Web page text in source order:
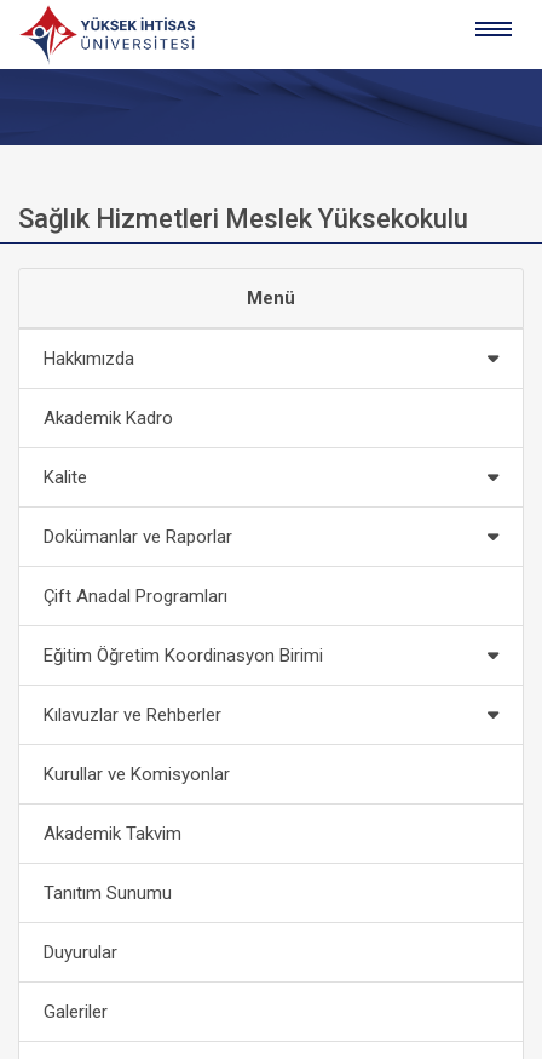
Sağlık Hizmetleri Meslek Yüksekokulu
Menü
Hakkımızda
Akademik Kadro
Kalite
Dokümanlar ve Raporlar
Çift Anadal Programları
Eğitim Öğretim Koordinasyon Birimi
Kılavuzlar ve Rehberler
Kurullar ve Komisyonlar
Akademik Takvim
Tanıtım Sunumu
Duyurular
Galeriler